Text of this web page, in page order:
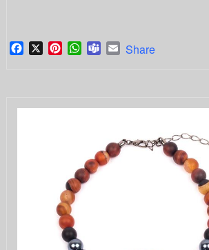
Facebook
X PinterestWhatsApp
TeamsEmail
Share